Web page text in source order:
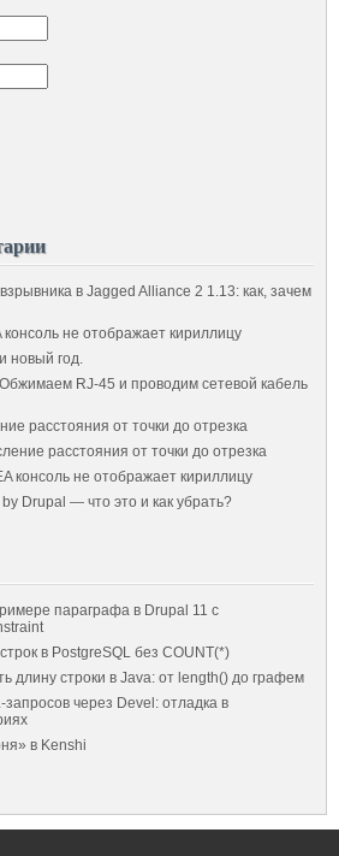
в Jagged Alliance 2 1.13: как, зачем
консоль не отображает кириллицу
новый год.
Обжимаем RJ-45 и проводим сетевой кабель
расстояния от точки до отрезка
расстояния от точки до отрезка
консоль не отображает кириллицу
Drupal — что это и как убрать?
параграфа в Drupal 11 с
в PostgreSQL без COUNT(*)
длину строки в Java: от length() до графем
через Devel: отладка в
в Kenshi